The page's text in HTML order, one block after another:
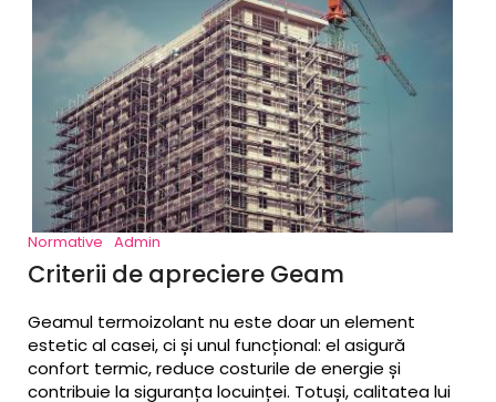
Normative Admin
Criterii de apreciere Geam
Geamul termoizolant nu este doar un element
estetic al casei, ci și unul funcțional: el asigură
confort termic, reduce costurile de energie și
contribuie la siguranța locuinței. Totuși, calitatea lui